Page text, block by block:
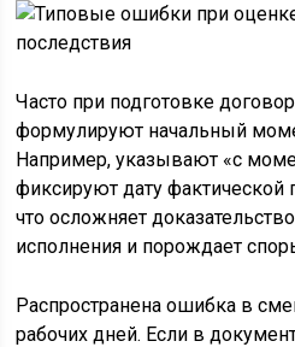
Часто при подготовке
формулируют начальный
Например, указывают «с
фиксируют дату фактической
что осложняет
исполнения и порождает
Распространена ошибка в
рабочих дней. Если в